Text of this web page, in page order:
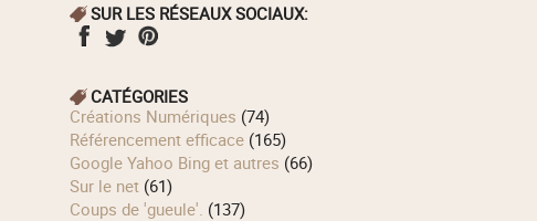
SUR LES RÉSEAUX SOCIAUX:
CATÉGORIES
Créations Numériques (74)
Référencement efficace(165)
Google Yahoo Bing et autres (66)
Sur le net(61)
Coups de 'gueule'. (137)